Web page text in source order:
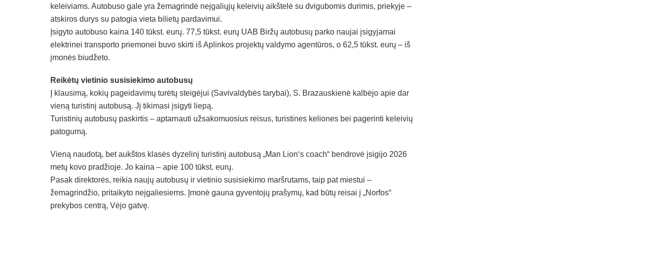
keleiviams. Autobuso gale yra žemagrindė neįgaliųjų keleivių aikštelė su dvigubomis durimis, priekyje –
atskiros durys su patogia vieta bilietų pardavimui.
Įsigyto autobuso kaina 140 tūkst. eurų. 77,5 tūkst. eurų UAB Biržų autobusų parko naujai įsigyjamai
elektrinei transporto priemonei buvo skirti iš Aplinkos projektų valdymo agentūros, o 62,5 tūkst. eurų – iš
įmonės biudžeto.
Reikėtų vietinio susisiekimo autobusų
Į klausimą, kokių pageidavimų turėtų steigėjui (Savivaldybės tarybai), S. Brazauskienė kalbėjo apie dar
vieną turistinį autobusą. Jį tikimasi įsigyti liepą.
Turistinių autobusų paskirtis – aptarnauti užsakomuosius reisus, turistines keliones bei pagerinti keleivių
patogumą.
Vieną naudotą, bet aukštos klasės dyzelinį turistinį autobusą „Man Lion‘s coach“ bendrovė įsigijo 2026
metų kovo pradžioje. Jo kaina – apie 100 tūkst. eurų.
Pasak direktorės, reikia naujų autobusų ir vietinio susisiekimo maršrutams, taip pat miestui –
žemagrindžio, pritaikyto neįgaliesiems. Įmonė gauna gyventojų prašymų, kad būtų reisai į „Norfos“
prekybos centrą, Vėjo gatvę.